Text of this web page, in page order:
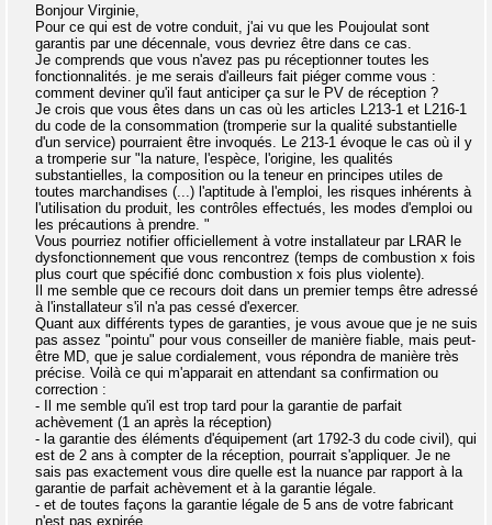
Bonjour Virginie,
Pour ce qui est de votre conduit, j'ai vu que les Poujoulat sont
garantis par une décennale, vous devriez être dans ce cas.
Je comprends que vous n'avez pas pu réceptionner toutes les
fonctionnalités. je me serais d'ailleurs fait piéger comme vous :
comment deviner qu'il faut anticiper ça sur le PV de réception ?
Je crois que vous êtes dans un cas où les articles L213-1 et L216-1
du code de la consommation (tromperie sur la qualité substantielle
d'un service) pourraient être invoqués. Le 213-1 évoque le cas où il y
a tromperie sur "la nature, l'espèce, l'origine, les qualités
substantielles, la composition ou la teneur en principes utiles de
toutes marchandises (...) l'aptitude à l'emploi, les risques inhérents à
l'utilisation du produit, les contrôles effectués, les modes d'emploi ou
les précautions à prendre. "
Vous pourriez notifier officiellement à votre installateur par LRAR le
dysfonctionnement que vous rencontrez (temps de combustion x fois
plus court que spécifié donc combustion x fois plus violente).
Il me semble que ce recours doit dans un premier temps être adressé
à l'installateur s'il n'a pas cessé d'exercer.
Quant aux différents types de garanties, je vous avoue que je ne suis
pas assez "pointu" pour vous conseiller de manière fiable, mais peut-
être MD, que je salue cordialement, vous répondra de manière très
précise. Voilà ce qui m'apparait en attendant sa confirmation ou
correction :
- Il me semble qu'il est trop tard pour la garantie de parfait
achèvement (1 an après la réception)
- la garantie des éléments d'équipement (art 1792-3 du code civil), qui
est de 2 ans à compter de la réception, pourrait s'appliquer. Je ne
sais pas exactement vous dire quelle est la nuance par rapport à la
garantie de parfait achèvement et à la garantie légale.
- et de toutes façons la garantie légale de 5 ans de votre fabricant
n'est pas expirée.